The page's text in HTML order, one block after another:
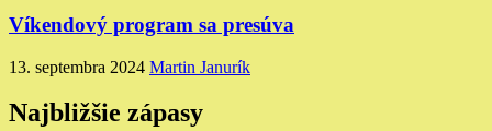
Víkendový program sa presúva
13. septembra 2024 Martin Janurík
Najbližšie zápasy